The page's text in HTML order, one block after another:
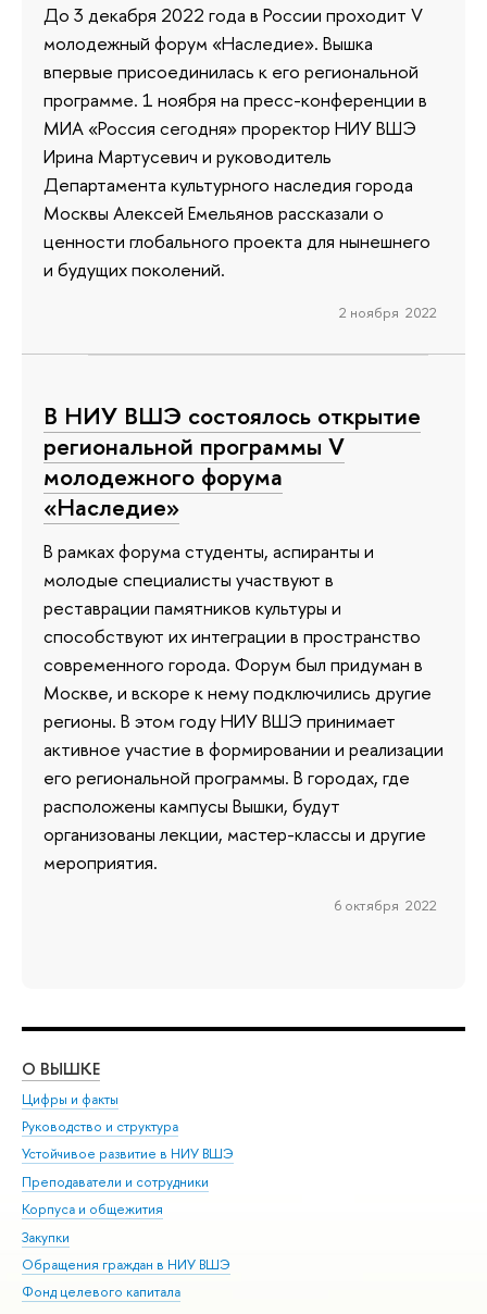
До 3 декабря 2022 года в России проходит V
молодежный форум «Наследие». Вышка
впервые присоединилась к его региональной
программе. 1 ноября на пресс-конференции в
МИА «Россия сегодня» проректор НИУ ВШЭ
Ирина Мартусевич и руководитель
Департамента культурного наследия города
Москвы Алексей Емельянов рассказали о
ценности глобального проекта для нынешнего
и будущих поколений.
2 ноября 2022
В НИУ ВШЭ состоялось открытие
региональной программы V
молодежного форума
«Наследие»
В рамках форума студенты, аспиранты и
молодые специалисты участвуют в
реставрации памятников культуры и
способствуют их интеграции в пространство
современного города. Форум был придуман в
Москве, и вскоре к нему подключились другие
регионы. В этом году НИУ ВШЭ принимает
активное участие в формировании и реализации
его региональной программы. В городах, где
расположены кампусы Вышки, будут
организованы лекции, мастер-классы и другие
мероприятия.
6 октября 2022
О ВЫШКЕ
Цифры и факты
Руководство и структура
Устойчивое развитие в НИУ ВШЭ
Преподаватели и сотрудники
Корпуса и общежития
Закупки
Обращения граждан в НИУ ВШЭ
Фонд целевого капитала